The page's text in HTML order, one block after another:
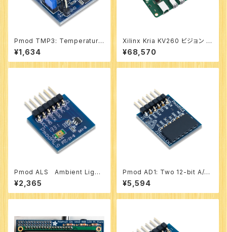
Pmod TMP3: Temperature
Sensor 型番：410-287
¥1,634
Xilinx Kria KV260 ビジョン AI
スターター キット 型番：SK-KV
260-G
¥68,570
Pmod ALS Ambient Light
Sensor 型番：410-286
¥2,365
Pmod AD1: Two 12-bit A/D
Inputs 型番：410-064
¥5,594